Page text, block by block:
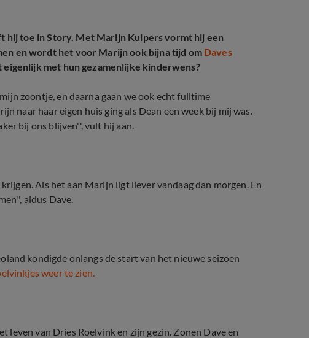
hij toe in Story. Met Marijn Kuipers vormt hij een
en wordt het voor Marijn ook bijna tijd om Daves
eigenlijk met hun gezamenlijke kinderwens?
zoontje, en daarna gaan we ook echt fulltime
naar haar eigen huis ging als Dean een week bij mij was.
bij ons blijven'', vult hij aan.
Als het aan Marijn ligt liever vandaag dan morgen. En
aldus Dave.
kondigde onlangs de start van het nieuwe seizoen
weer te zien.
Roelvinkjes
van Dries Roelvink en zijn gezin. Zonen Dave en